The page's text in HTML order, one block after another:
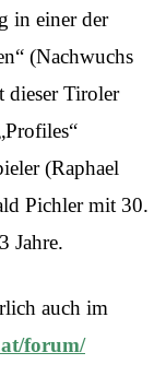
in einer der
(Nachwuchs
dieser Tiroler
(Raphael
Pichler mit 30.
Jahre.
auch im
forum/